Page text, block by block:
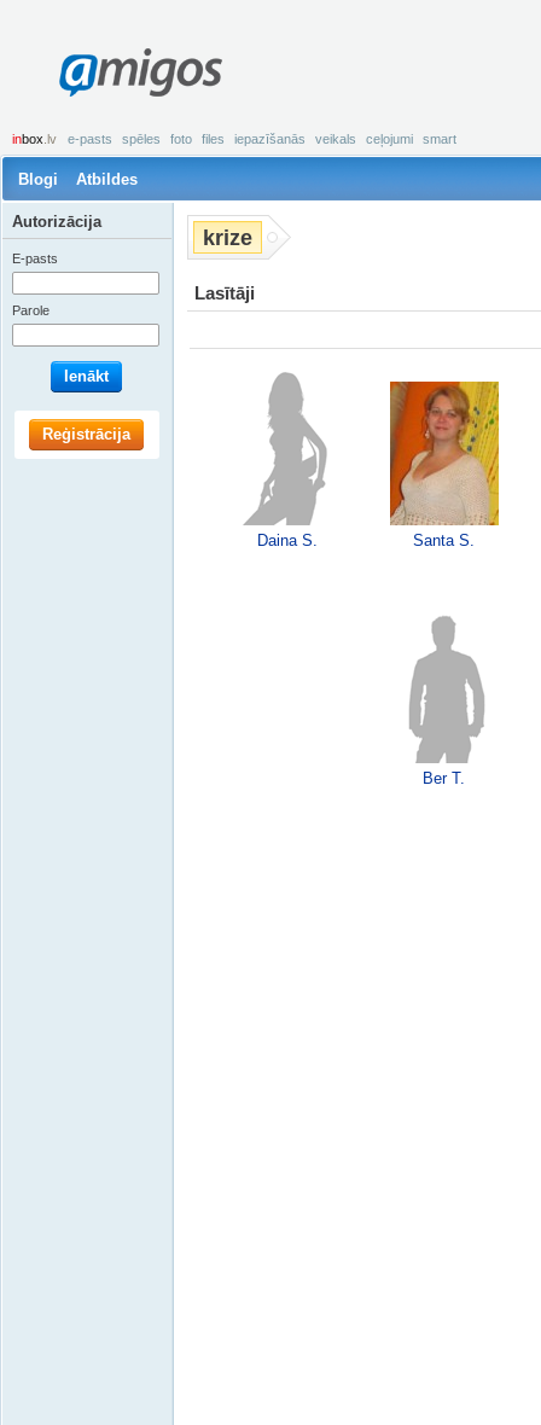
amigos
inbox .lv e-pasts spēles foto files iepazīšanās veikals ceļojumi smart
Blogi Atbildes
krize
Lasītāji
Daina S. Santa S.
Ber T.
Autorizācija
E-pasts
Parole
Ienākt
Reģistrācija